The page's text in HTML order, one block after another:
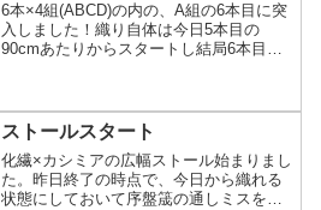
6本×4組(ABCD)の内の、A組の6本目に突
入しました！織り自体は今日5本目の
90cmあたりからスタートし結局6本目の
れ以上進めなくなってしまったので…糸
巻きし...
ストールスタート
化繊×カシミアの広幅ストール始まりまし
た。昨日終了の時点で、今日から織れる
状態にしておいて序盤筬の通しミスを発